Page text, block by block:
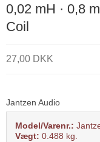
0,02 mH · 0,8
Coil
27,00 DKK
Jantzen Audio
Model/Varenr.:
Vægt: 0.488 kg.